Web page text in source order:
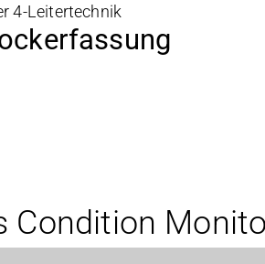
4-Leitertechnik
Condition